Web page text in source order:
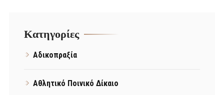
Kατηγορίες
Αδικοπραξία
Αθλητικό Ποινικό Δίκαιο